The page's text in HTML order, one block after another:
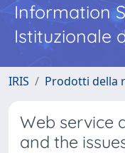
Information
Istituzionale
IRIS Prodotti della
Web service
and the